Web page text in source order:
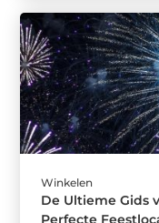
Winkelen
De Ultieme Gids
Perfecte